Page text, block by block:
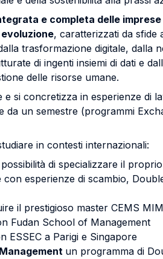
e completa delle imprese
, caratterizzati da sfide
trasformazione digitale, dalla
di ingenti insiemi di dati e
delle risorse umane.
si concretizza in esperienze di
da un semestre (programmi
in contesti internazionali:
di specializzare il
esperienze di scambio,
il prestigioso master CEMS MIM
Fudan School of Management
ESSEC a Parigi e Singapore
un programma di